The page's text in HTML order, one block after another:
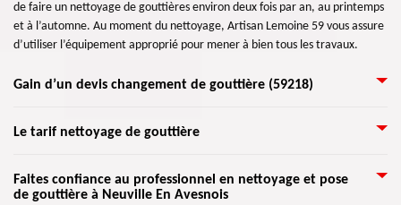
de faire un nettoyage de gouttières environ deux fois par an, au printemps
et à l’automne. Au moment du nettoyage, Artisan Lemoine 59 vous assure
d’utiliser l’équipement approprié pour mener à bien tous les travaux.
Gain d’un devis changement de gouttière (59218)
Nécessaires à l’évacuation parfaite des eaux de pluie, les gouttières sont
spécialiste dans la réparation de gouttières, nous mettons à votre service
Le tarif nettoyage de gouttière
Pour certaines raisons, il faut toujours à tout prix maintenir les gouttières
propres. Pour le nettoyage de votre gouttière, vous avez la possibilité
Faites confiance au professionnel en nettoyage et pose
de gouttière à Neuville En Avesnois